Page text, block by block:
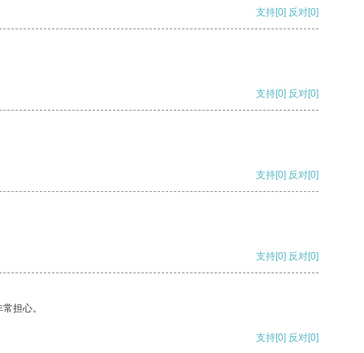
支持[0] 反对[0]
支持[0] 反对[0]
支持[0] 反对[0]
支持[0] 反对[0]
担心。
支持[0] 反对[0]